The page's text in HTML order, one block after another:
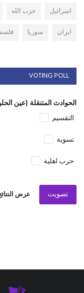
اسرائيل
حزب الله
ايران
سوريا
VOTING POLL
الحوادث المتنقلة (عين
التقسيم
تسوية
حرب اهلية
تصويت عرض